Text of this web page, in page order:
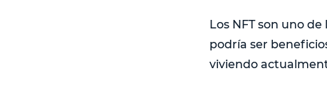
Los NFT son uno
podría ser
viviendo